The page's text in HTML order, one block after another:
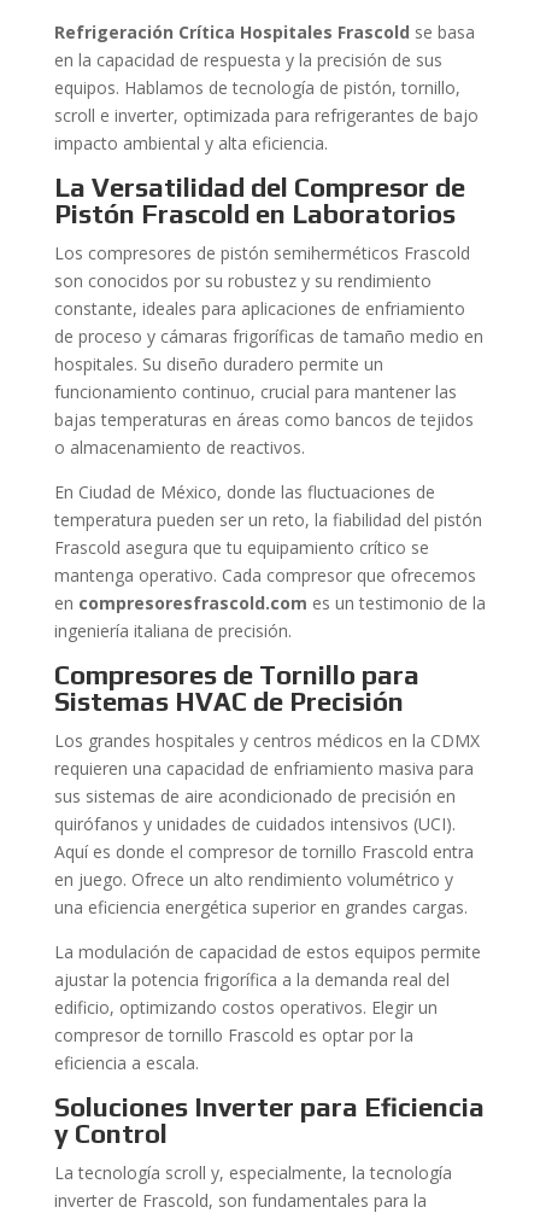
Refrigeración Crítica Hospitales Frascold se basa
en la capacidad de respuesta y la precisión de sus
equipos. Hablamos de tecnología de pistón, tornillo,
scroll e inverter, optimizada para refrigerantes de bajo
impacto ambiental y alta eficiencia.
La Versatilidad del Compresor de
Pistón Frascold en Laboratorios
Los compresores de pistón semiherméticos Frascold
son conocidos por su robustez y su rendimiento
constante, ideales para aplicaciones de enfriamiento
de proceso y cámaras frigoríficas de tamaño medio en
hospitales. Su diseño duradero permite un
funcionamiento continuo, crucial para mantener las
bajas temperaturas en áreas como bancos de tejidos
o almacenamiento de reactivos.
En Ciudad de México, donde las fluctuaciones de
temperatura pueden ser un reto, la fiabilidad del pistón
Frascold asegura que tu equipamiento crítico se
mantenga operativo. Cada compresor que ofrecemos
en compresoresfrascold.com es un testimonio de la
ingeniería italiana de precisión.
Compresores de Tornillo para
Sistemas HVAC de Precisión
Los grandes hospitales y centros médicos en la CDMX
requieren una capacidad de enfriamiento masiva para
sus sistemas de aire acondicionado de precisión en
quirófanos y unidades de cuidados intensivos (UCI).
Aquí es donde el compresor de tornillo Frascold entra
en juego. Ofrece un alto rendimiento volumétrico y
una eficiencia energética superior en grandes cargas.
La modulación de capacidad de estos equipos permite
ajustar la potencia frigorífica a la demanda real del
edificio, optimizando costos operativos. Elegir un
compresor de tornillo Frascold es optar por la
eficiencia a escala.
Soluciones Inverter para Eficiencia
y Control
La tecnología scroll y, especialmente, la tecnología
inverter de Frascold, son fundamentales para la